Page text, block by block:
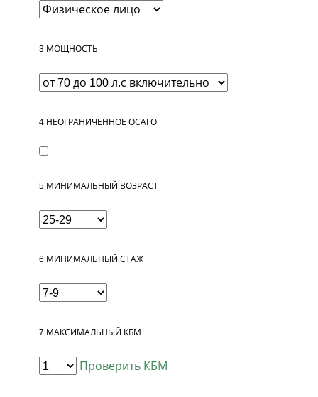
3 МОЩНОСТЬ
4 НЕОГРАНИЧЕННОЕ ОСАГО
5 МИНИМАЛЬНЫЙ ВОЗРАСТ
6 МИНИМАЛЬНЫЙ СТАЖ
7 МАКСИМАЛЬНЫЙ КБМ
Проверить КБМ